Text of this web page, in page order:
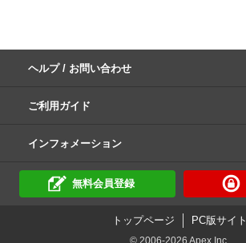
ヘルプ / お問い合わせ
よくあるご質問
ご利用環境
お支払い方法
パスワードの再設定
サポートセンター
ご利用ガイド
初めての方へ
会員登録の手順
作品購入の手順
動画再生の手順
検索のヒント
DUGA Player
インフォメーション
DUGAからのお知らせ
デュガの歴史とあゆみ
利用規約
個人情報保護方針
特定商取引法に基づく表示
資金決済法に基づく表示
倫理基準
サイトマップ無料会員登録
トップページ PC版サイト
© 2006-2026 Apex Inc.